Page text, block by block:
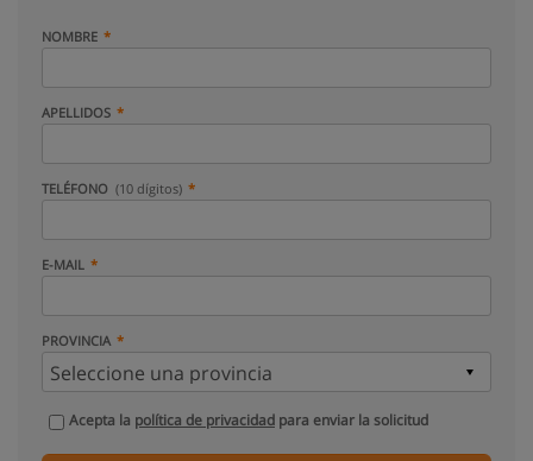
NOMBRE
APELLIDOS
TELÉFONO (10 dígitos)
E-MAIL
PROVINCIA
Acepta la política de privacidad para enviar la solicitud